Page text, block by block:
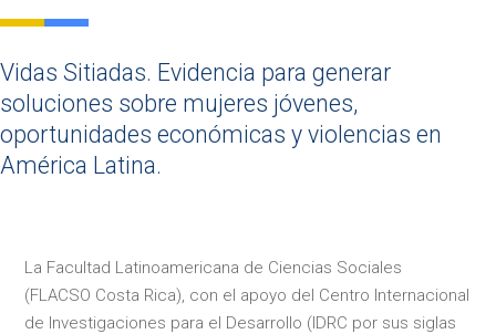
Vidas Sitiadas. Evidencia para generar
soluciones sobre mujeres jóvenes,
oportunidades económicas y violencias en
América Latina.
La Facultad Latinoamericana de Ciencias Sociales
(FLACSO Costa Rica), con el apoyo del Centro Internacional
de Investigaciones para el Desarrollo (IDRC por sus siglas